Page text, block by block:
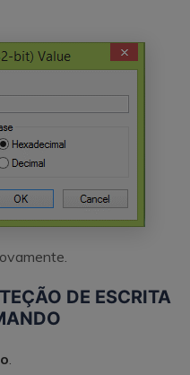
DE ESCRITA
.